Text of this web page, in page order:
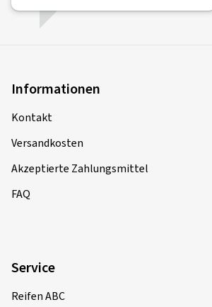
Informationen
Kontakt
Versandkosten
Akzeptierte Zahlungsmittel
FAQ
Service
Reifen ABC